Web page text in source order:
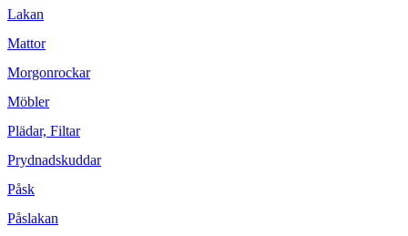
Lakan
Mattor
Morgonrockar
Möbler
Plädar, Filtar
Prydnadskuddar
Påsk
Påslakan